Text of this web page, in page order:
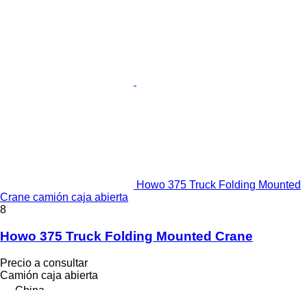
Howo 375 Truck Folding Mounted
Crane camión caja abierta
8
Howo 375 Truck Folding Mounted Crane
Precio a consultar
Camión caja abierta